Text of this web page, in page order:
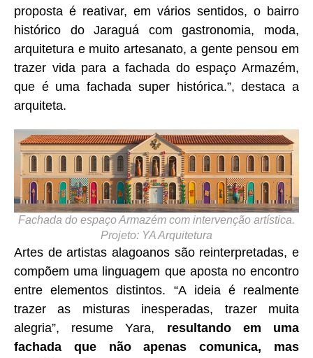
proposta é reativar, em vários sentidos, o bairro
histórico do Jaraguá com gastronomia, moda,
arquitetura e muito artesanato, a gente pensou em
trazer vida para a fachada do espaço Armazém,
que é uma fachada super histórica.”, destaca a
arquiteta.
Fachada do espaço Armazém com intervenção artística.
Projeto: YA Arquitetura
Artes de artistas alagoanos são reinterpretadas, e
compõem uma linguagem que aposta no encontro
entre elementos distintos. “A ideia é realmente
trazer as misturas inesperadas, trazer muita
alegria”, resume Yara, resultando em uma
fachada que não apenas comunica, mas